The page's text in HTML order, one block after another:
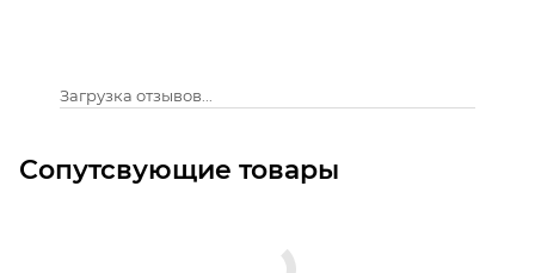
Загрузка отзывов...
Сопутсвующие товары